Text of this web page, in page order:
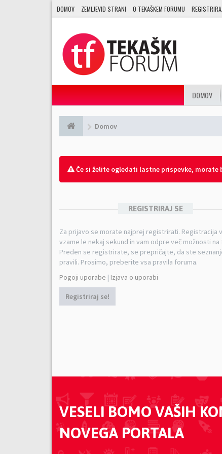
DOMOV ZEMLJEVID STRANI O TEKAŠKEM FORUMU
DOMOV
Domov
Če si želite ogledati lastne prispevke,
REGISTRIRAJ SE
Za prijavo se morate najprej registrirati. Registracija
vzame le nekaj sekund in vam odpre več možnosti na
Preden se registrirate, se prepričajte, da ste
pravili. Prosimo, preberite vsa pravila foruma.
Pogoji uporabe | Izjava o uporabi
Registriraj se!
VESELI BOMO VAŠIH
NOVEGA PORTALA